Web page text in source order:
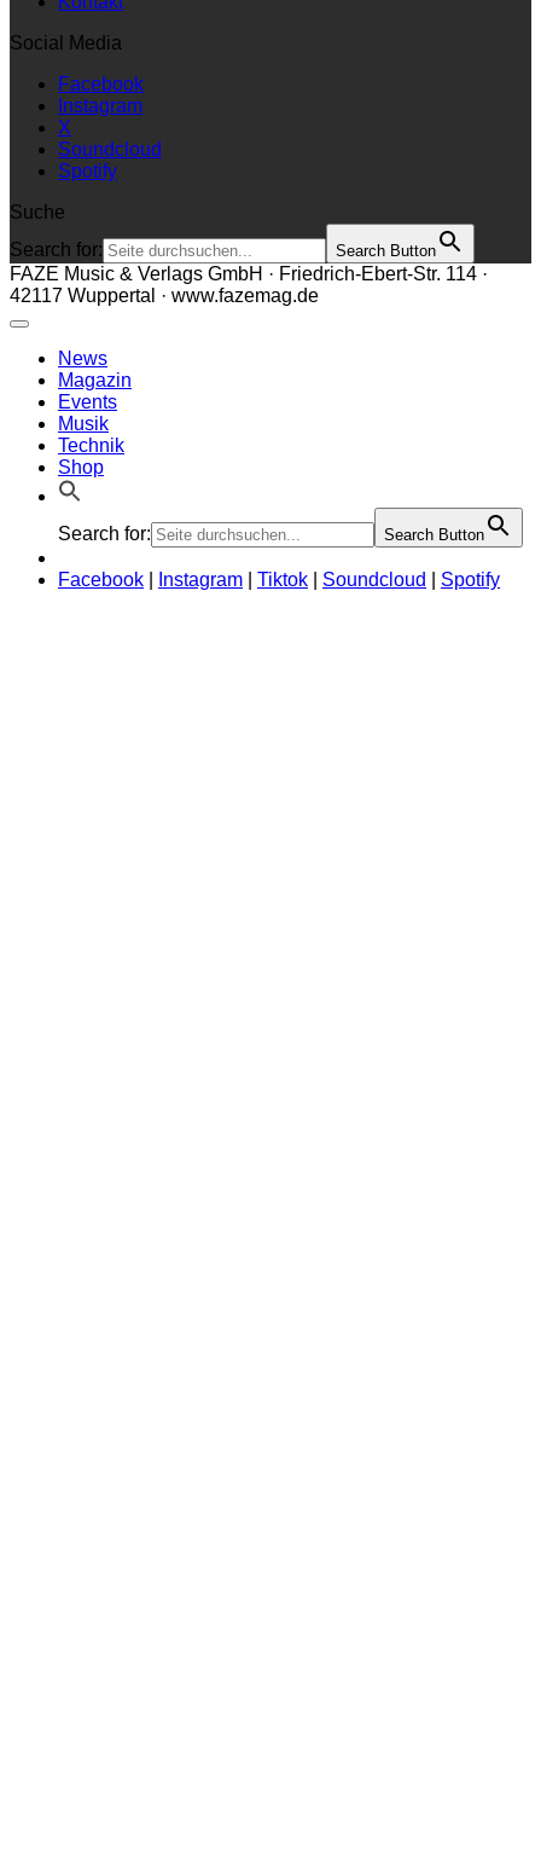
Social Media
Facebook
Instagram
X
Soundcloud
Spotify
Suche
Search for:
Search Button
FAZE Music & Verlags GmbH · Friedrich-Ebert-Str. 114 ·
42117 Wuppertal · www.fazemag.de
News
Magazin
Events
Musik
Technik
Shop
Search for: Search Button
Facebook Instagram Tiktok Soundcloud Spotify